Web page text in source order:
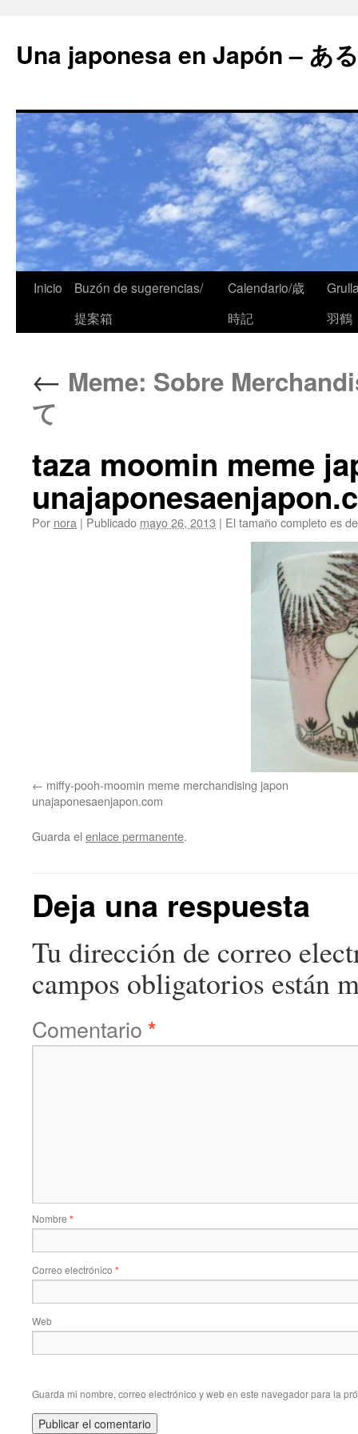
Una japonesa en Japón – あ
Inicio
Buzón de sugerencias/
提案箱
Calendario/歳
時記
羽鶴
← Meme: Sobre
て
taza moomin meme
Por nora | Publicado mayo 26, 2013 | El tamaño completo es
miffy-pooh-moomin meme merchandising japon
unajaponesaenjapon.com
Guarda el enlace permanente.
Deja una respuesta
Tu dirección de correo
campos obligatorios están
Comentario *
Nombre *
Correo electrónico *
Web
Guarda mi nombre, correo electrónico y web en este navegador para la